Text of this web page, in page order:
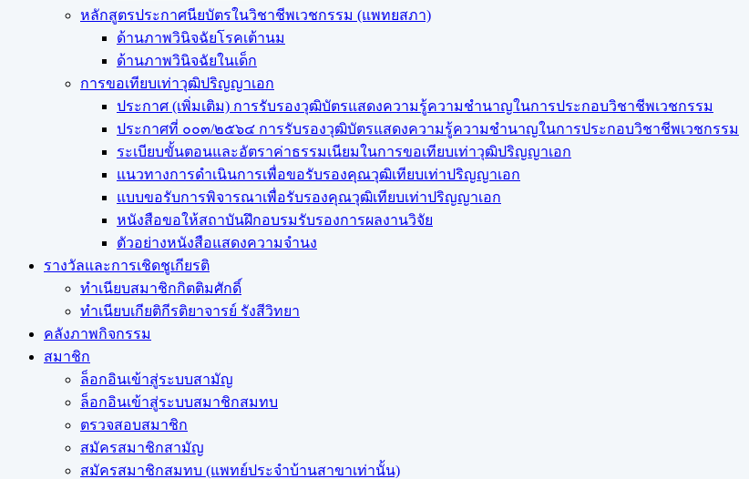
หลักสูตรประกาศนียบัตรในวิชาชีพเวชกรรม (แพทยสภา)
ด้านภาพวินิจฉัยโรคเต้านม
ด้านภาพวินิจฉัยในเด็ก
การขอเทียบเท่า​วุฒิปริญญา​เอก
ประกาศ (เพิ่มเติม) การรับรองวุฒิบัตรแสดงความรู้ความชำนาญในการประกอบวิชาชีพเวชกรรม
ประกาศที่ ๐๐๓/๒๕๖๔ การรับรองวุฒิบัตรแสดงความรู้ความชำนาญในการประกอบวิชาชีพเวชกรรม
ระเบียบขั้นตอนและอัตราค่าธรรมเนียมในการขอเทียบเท่าวุฒิปริญญาเอก
แนวทางการดำเนินการเพื่อขอรับรองคุณวุฒิเทียบเท่าปริญญาเอก
แบบขอรับการพิจารณาเพื่อรับรองคุณวุฒิเทียบเท่าปริญญาเอก
หนังสือขอให้สถาบันฝึกอบรมรับรองการผลงานวิจัย
ตัวอย่างหนังสือแสดงความจำนง
รางวัลและการเชิดชูเกียรติ
ทำเนียบสมาชิกกิตติมศักดิ์
ทำเนียบเกียติกีรติยาจารย์ รังสีวิทยา
คลังภาพกิจกรรม
สมาชิก
ล็อกอินเข้าสู่ระบบสามัญ
ล็อกอินเข้าสู่ระบบสมาชิกสมทบ
ตรวจสอบสมาชิก
สมัครสมาชิกสามัญ
สมัครสมาชิกสมทบ (แพทย์ประจำบ้านสาขาเท่านั้น)